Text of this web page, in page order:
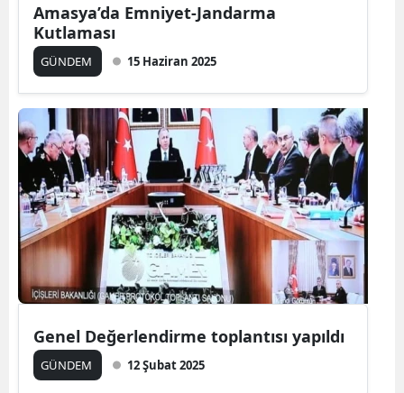
Amasya’da Emniyet-Jandarma
Kutlaması
GÜNDEM 15 Haziran 2025
Genel Değerlendirme toplantısı yapıldı
GÜNDEM 12 Şubat 2025